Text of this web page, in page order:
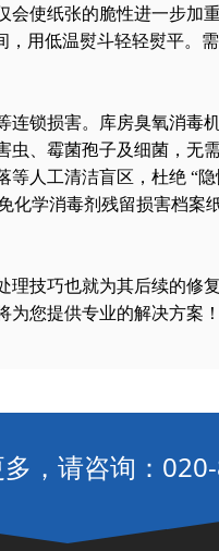
会使纸张的脆性进一步加
用低温熨斗轻轻熨平。
锁损害。库房臭氧消毒
、霉菌孢子及细菌，无
人工清洁盲区，杜绝 “隐
化学消毒剂残留损害档案
理技巧也就为其后续的修
您提供专业的解决方案！
，请咨询：